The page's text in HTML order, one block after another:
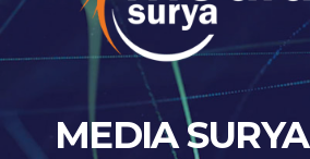
MEDIA SURYA